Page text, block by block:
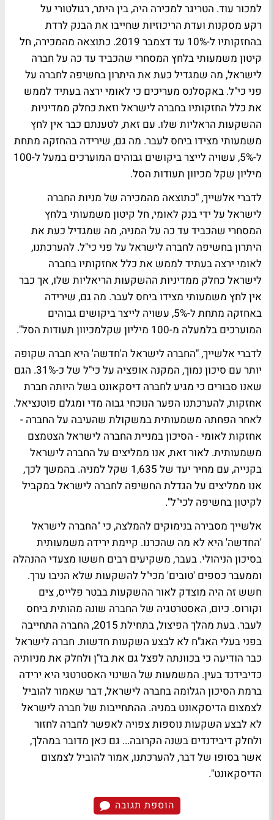
למכור עוד. הטריגר למכירה היה, בין היתר, רגולטורי על
רקע מסקנות ועדת הריכוזיות שחייבו את הבנק לרדת
בהחזקותיו ל-10% עד דצמבר 2019. כתוצאה מהמכירה, חל
קיטון משמעותי בלחץ המסחרי שהכביד עד כה על חברה
לישראל, מה שמגדיל כעת את היתרון בחשיפה לחברה על
פני כי"ל. באקסלנס מעריכים כי לאומי ירצה בעתיד לממש
את כלל החזקותיו בחברה לישראל וזאת כחלק ממדיניות
ההשקעות הראליות שלו. עם זאת, לטענתם כבר אין לחץ
משמעותי מצידו ביחס לעבר. מה גם, שירידה בהחזקה מתחת
ל-5%, עשויה לייצר ביקושים גבוהים המוערכים במעל ל-100
מיליון שקל מכיוון תעודות הסל.
לדברי אלשייך, "כתוצאה מהמכירה של מניות החברה
לישראל על ידי בנק לאומי, חל קיטון משמעותי בלחץ
המסחרי שהכביד עד כה על המניה, מה שמגדיל כעת את
היתרון בחשיפה לחברה לישראל על פני כי"ל. להערכתנו,
לאומי ירצה בעתיד לממש את כלל אחזקותיו בחברה
לישראל כחלק ממדיניות ההשקעות הריאליות שלו, אך כבר
אין לחץ משמעותי מצידו ביחס לעבר. מה גם, שירידה
באחזקה מתחת ל-5%, עשויה לייצר ביקושים גבוהים
המוערכים בלמעלה מ-100 מיליון שקלמכיוון תעודות הסל".
לדברי אלשייך, "החברה לישראל ה'חדשה' היא חברה שקופה
יותר עם סיכון נמוך, המקנה אופציה על כי"ל של כ-31%. הגם
שאנו סבורים כי מגיע לחברה דיסקאונט בשל היותה חברת
אחזקות, להערכתנו הפער הנוכחי גבוה מדי ומגלם פוטנציאל.
לאחר הפחתה משמעותית במשקולת שהעיבה על החברה -
אחזקות לאומי - הסיכון במניית החברה לישראל הצטמצם
משמעותית. לאור זאת, אנו ממליצים על החברה לישראל
בקנייה, עם מחיר יעד של 1,635 שקל למניה. בהמשך לכך,
אנו ממליצים על הגדלת החשיפה לחברה לישראל במקביל
לקיטון בחשיפה לכי"ל".
אלשייך מסבירה בנימוקים להמלצה, כי "החברה לישראל
'החדשה' היא לא מה שהכרנו. קיימת ירידה משמעותית
בסיכון הניהולי. בעבר, משקיעים רבים חששו מצעדי ההנהלה
וממעבר כספים 'טובים' מכי"ל להשקעות שלא הניבו ערך.
חשש זה היה מוצדק לאור ההשקעות בבטר פלייס, צים
וקורוס. כיום, האסטרטגיה של החברה שונה מהותית ביחס
לעבר. בעת מהלך הפיצול, בתחילת 2015, החברה התחייבה
בפני בעלי האג"ח לא לבצע השקעות חדשות. חברה לישראל
כבר הודיעה כי בכוונתה לפצל גם את בז"ן ולחלק את מניותיה
כדיבידנד בעין. המשמעות של השינוי האסטרטגי היא ירידה
ברמת הסיכון הגלומה בחברה לישראל, דבר שאמור להוביל
לצמצום הדיסקאונט במניה. ההתחייבות של חברה לישראל
לא לבצע השקעות נוספות צפויה לאפשר לחברה לחזור
ולחלק דיבידנדים בשנה הקרובה... גם כאן מדובר במהלך,
אשר בסופו של דבר, להערכתנו, אמור להוביל לצמצום
הדיסקאונט".
הוספת תגובה